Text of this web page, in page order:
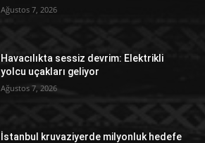
Ağustos 7, 2026
Havacılıkta sessiz devrim: Elektrikli
yolcu uçakları geliyor
Ağustos 7, 2026
İstanbul kruvaziyerde milyonluk hedefe